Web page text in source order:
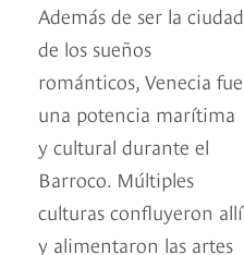
Además de ser la ciudad
de los sueños
románticos, Venecia fue
una potencia marítima
y cultural durante el
Barroco. Múltiples
culturas confluyeron allí
y alimentaron las artes